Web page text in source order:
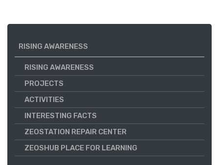
RISING AWARENESS
RISING AWARENESS
PROJECTS
ACTIVITIES
INTERESTING FACTS
ZEOSTATION REPAIR CENTER
ZEOSHUB PLACE FOR LEARNING